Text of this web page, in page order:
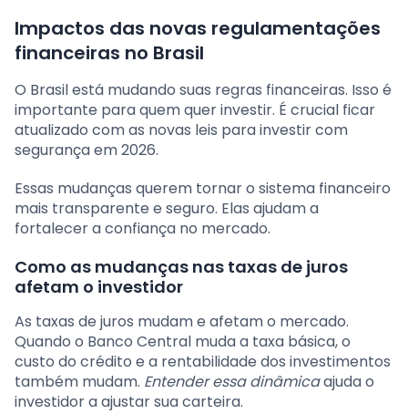
Impactos das novas regulamentações
financeiras no Brasil
O Brasil está mudando suas regras financeiras. Isso é
importante para quem quer investir. É crucial ficar
atualizado com as novas leis para investir com
segurança em 2026.
Essas mudanças querem tornar o sistema financeiro
mais transparente e seguro. Elas ajudam a
fortalecer a confiança no mercado.
Como as mudanças nas taxas de juros
afetam o investidor
As taxas de juros mudam e afetam o mercado.
Quando o Banco Central muda a taxa básica, o
custo do crédito e a rentabilidade dos investimentos
também mudam. Entender essa dinâmicaajuda o
investidor a ajustar sua carteira.